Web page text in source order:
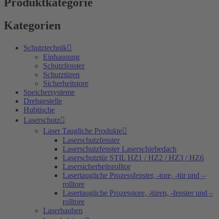
Kategorien
Schutztechnik
Einhausung
Schutzfenster
Schutztüren
Sicherheitstore
Speichersysteme
Drehgestelle
Hubtische
Laserschutz
Laser Taugliche Produkte
Laserschutzfenster
Laserschutzfenster Laserschiebedach
Laserschutztür STIL HZ1 / HZ2 / HZ3 / HZ6
Lasersicherheitsrolltor
Lasertaugliche Prozessfenster, -tore, -tür und –
rolltore
Lasertaugliche Prozesstore, -türen, -fenster und –
rolltore
Laserhauben